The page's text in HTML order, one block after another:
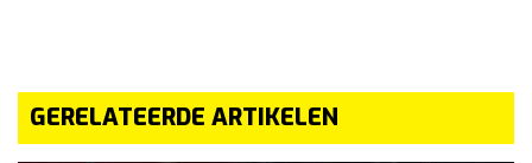
GERELATEERDE ARTIKELEN